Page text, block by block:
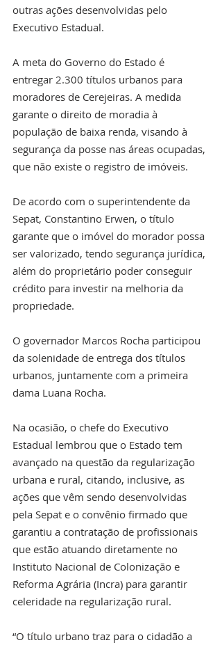
outras ações desenvolvidas pelo
Executivo Estadual.
A meta do Governo do Estado é
entregar 2.300 títulos urbanos para
moradores de Cerejeiras. A medida
garante o direito de moradia à
população de baixa renda, visando à
segurança da posse nas áreas ocupadas,
que não existe o registro de imóveis.
De acordo com o superintendente da
Sepat, Constantino Erwen, o título
garante que o imóvel do morador possa
ser valorizado, tendo segurança jurídica,
além do proprietário poder conseguir
crédito para investir na melhoria da
propriedade.
O governador Marcos Rocha participou
da solenidade de entrega dos títulos
urbanos, juntamente com a primeira
dama Luana Rocha.
Na ocasião, o chefe do Executivo
Estadual lembrou que o Estado tem
avançado na questão da regularização
urbana e rural, citando, inclusive, as
ações que vêm sendo desenvolvidas
pela Sepat e o convênio firmado que
garantiu a contratação de profissionais
que estão atuando diretamente no
Instituto Nacional de Colonização e
Reforma Agrária (Incra) para garantir
celeridade na regularização rural.
“O título urbano traz para o cidadão a